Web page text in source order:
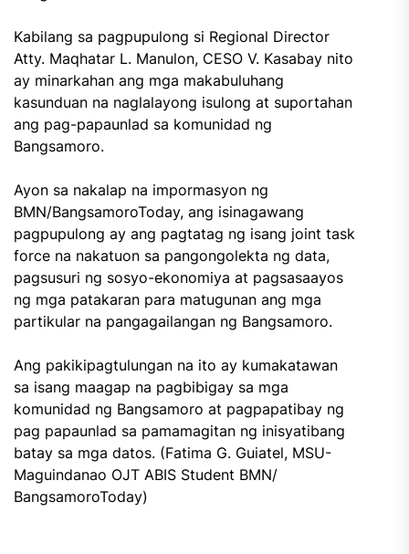
Kabilang sa pagpupulong si Regional Director
Atty. Maqhatar L. Manulon, CESO V. Kasabay nito
ay minarkahan ang mga makabuluhang
kasunduan na naglalayong isulong at suportahan
ang pag-papaunlad sa komunidad ng
Bangsamoro.
Ayon sa nakalap na impormasyon ng
BMN/BangsamoroToday, ang isinagawang
pagpupulong ay ang pagtatag ng isang joint task
force na nakatuon sa pangongolekta ng data,
pagsusuri ng sosyo-ekonomiya at pagsasaayos
ng mga patakaran para matugunan ang mga
partikular na pangagailangan ng Bangsamoro.
Ang pakikipagtulungan na ito ay kumakatawan
sa isang maagap na pagbibigay sa mga
komunidad ng Bangsamoro at pagpapatibay ng
pag papaunlad sa pamamagitan ng inisyatibang
batay sa mga datos. (Fatima G. Guiatel, MSU-
Maguindanao OJT ABIS Student BMN/
BangsamoroToday)